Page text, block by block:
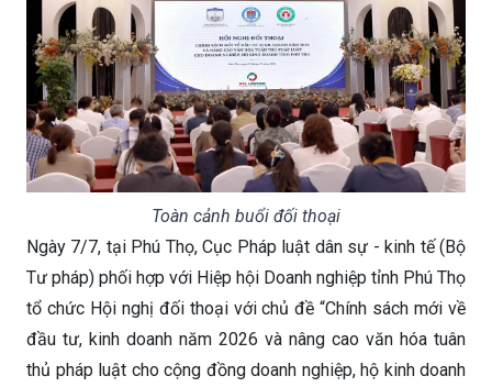
Toàn cảnh buổi đối thoại
Ngày 7/7, tại Phú Thọ, Cục Pháp luật dân sự - kinh tế (Bộ
Tư pháp) phối hợp với Hiệp hội Doanh nghiệp tỉnh Phú Thọ
tổ chức Hội nghị đối thoại với chủ đề “Chính sách mới về
đầu tư, kinh doanh năm 2026 và nâng cao văn hóa tuân
thủ pháp luật cho cộng đồng doanh nghiệp, hộ kinh doanh